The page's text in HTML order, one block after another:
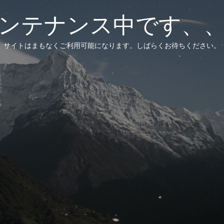
テナンス中です、
サイトはまもなくご利用可能になります。しばらくお待ちください。